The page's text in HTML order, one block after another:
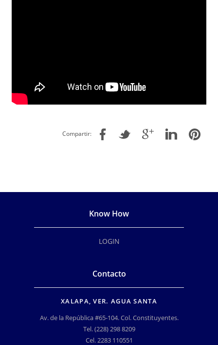
Compartir:
Know How
LOGIN
Contacto
XALAPA, VER. AGUA SANTA
Av. de la República #65-104. Col. Constituyentes.
Tel. (228) 298 8209
Cel. 2283 110551